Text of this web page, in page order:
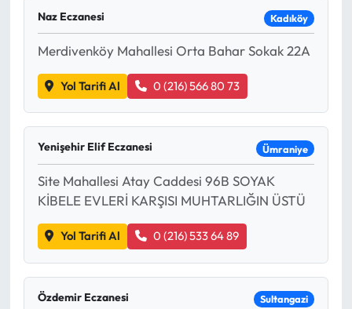
Naz Eczanesi Kadıköy
Merdivenköy Mahallesi Orta Bahar Sokak 22A
Yol Tarifi Al 0 (216) 566 80 73
Yenişehir Elif Eczanesi Ümraniye
Site Mahallesi Atay Caddesi 96B SOYAK
KİBELE EVLERİ KARŞISI MUHTARLIĞIN ÜSTÜ
Yol Tarifi Al 0 (216) 533 64 89
Özdemir Eczanesi Sultangazi